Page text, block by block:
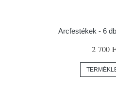
Arcfestékek - 6
2 700